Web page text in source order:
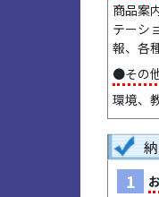
商品案
テーシ
報、各
●その
環境、
1